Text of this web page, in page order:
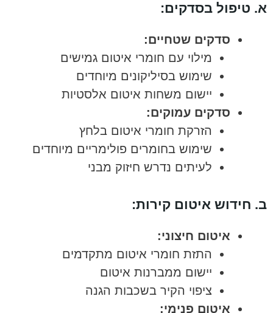
א. טיפול בסדקים:
סדקים שטחיים:
מילוי עם חומרי איטום גמישים
שימוש בסיליקונים מיוחדים
יישום משחות איטום אלסטיות
סדקים עמוקים:
הזרקת חומרי איטום בלחץ
שימוש בחומרים פולימריים מיוחדים
לעיתים נדרש חיזוק מבני
ב. חידוש איטום קירות:
איטום חיצוני:
התזת חומרי איטום מתקדמים
יישום ממברנות איטום
ציפוי הקיר בשכבות הגנה
איטום פנימי: